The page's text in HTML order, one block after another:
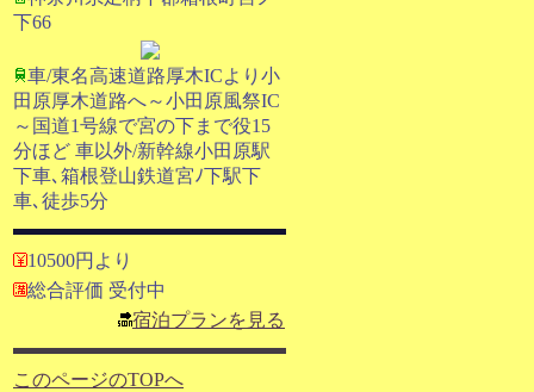
下66
車/東名高速道路厚木ICより小
田原厚木道路へ～小田原風祭IC
～国道1号線で宮の下まで役15
分ほど 車以外/新幹線小田原駅
下車､箱根登山鉄道宮ﾉ下駅下
車､徒歩5分
10500円より
総合評価 受付中
宿泊プランを見る
このページのTOPへ